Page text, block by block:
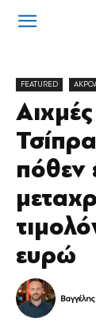
FEATURED
πόθεν
ευρώ